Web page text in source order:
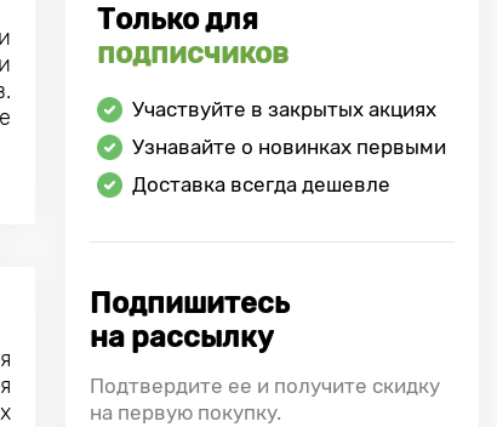
Только для
подписчиков
Участвуйте в закрытых акциях
Узнавайте о новинках первыми
Доставка всегда дешевле
Подпишитесь
на рассылку
Подтвердите ее и получите скидку
на первую покупку.